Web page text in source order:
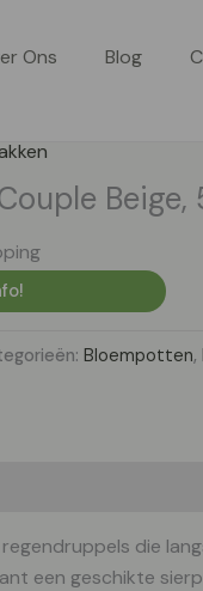
Ons Blog
Beige,
Bloempotten,
die
een geschikte